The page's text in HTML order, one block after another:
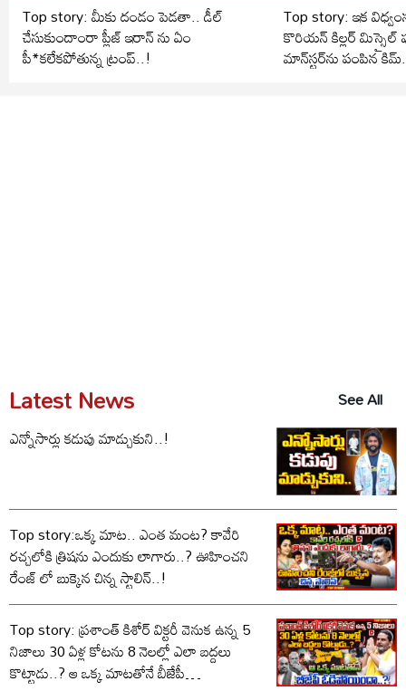
Top story: మీకు దండం పెడతా.. డీల్
చేసుకుందాంరా ప్లీజ్ ఇరాన్ ను ఏం
పీ*కలేకపోతున్న ట్రంప్..!
Top story: ఇక
కొరియన్ కిల్లర్ మిస్సైల్
మాన్‌స్టర్‌ను పంపిన
Latest News
See All
ఎన్నోసార్లు కడుపు మాడ్చుకుని..!
Top story:ఒక్క మాట.. ఎంత మంట? కావేరి
రచ్చలోకి త్రిషను ఎందుకు లాగారు..? ఊహించని
రేంజ్ లో బుక్కైన చిన్న స్టాలిన్..!
Top story: ప్రశాంత్ కిశోర్ విక్టరీ వెనుక ఉన్న 5
నిజాలు 30 ఏళ్ల కోటను 8 నెలల్లో ఎలా బద్దలు
కొట్టాడు..? ఆ ఒక్క మాటతోనే బీజేపీ